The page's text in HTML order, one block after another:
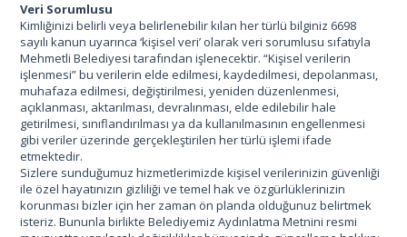
Veri Sorumlusu
Kimliğinizi belirli veya belirlenebilir kılan her türlü bilginiz 6698
sayılı kanun uyarınca ‘kişisel veri’ olarak veri sorumlusu sıfatıyla
Mehmetli Belediyesi tarafından işlenecektir. “Kişisel verilerin
işlenmesi” bu verilerin elde edilmesi, kaydedilmesi, depolanması,
muhafaza edilmesi, değiştirilmesi, yeniden düzenlenmesi,
açıklanması, aktarılması, devralınması, elde edilebilir hale
getirilmesi, sınıflandırılması ya da kullanılmasının engellenmesi
gibi veriler üzerinde gerçekleştirilen her türlü işlemi ifade
etmektedir.
Sizlere sunduğumuz hizmetlerimizde kişisel verilerinizin güvenliği
ile özel hayatınızın gizliliği ve temel hak ve özgürlüklerinizin
korunması bizler için her zaman ön planda olduğunuz belirtmek
isteriz. Bununla birlikte Belediyemiz Aydınlatma Metnini resmi